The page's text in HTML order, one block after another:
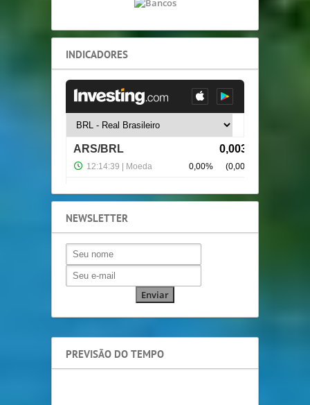
INDICADORES
NEWSLETTER
PREVISÃO DO TEMPO